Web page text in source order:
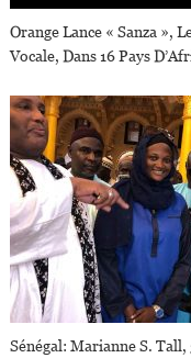
Orange Lance « Sanza »,
Vocale, Dans 16 Pays
Sénégal: Marianne S. Tall,